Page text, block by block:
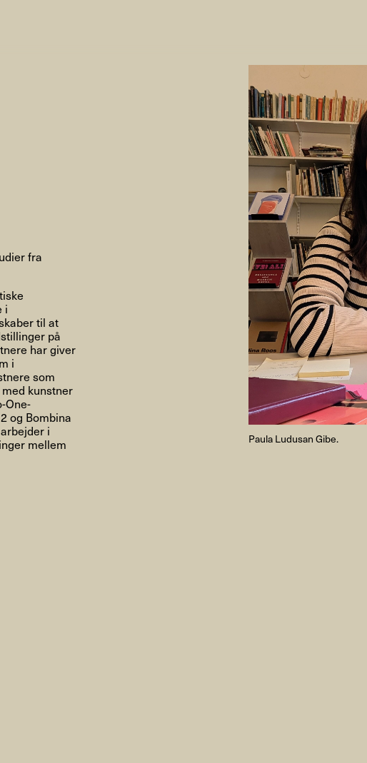
Artistic Research Public Programmes
Om
AHCProfiler
fra
i
til at
på
har giver
i
som
kunstner
One-
og Bombina
i
mellem Paula Ludusan Gibe.